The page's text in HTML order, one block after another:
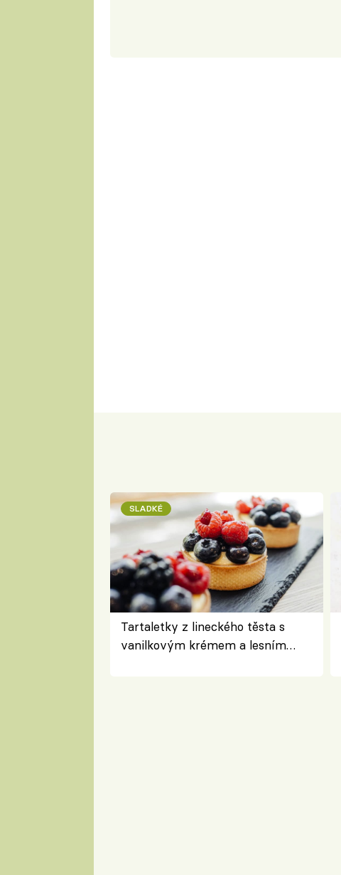
SLADKÉ
Tartaletky z lineckého těsta s
vanilkovým krémem a lesním